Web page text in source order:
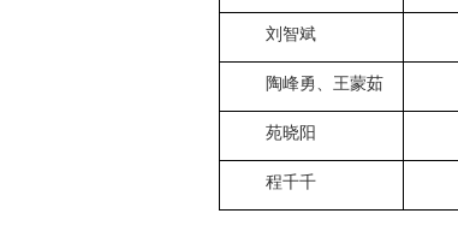
刘智斌
陶峰勇、王蒙茹
苑晓阳
程千千